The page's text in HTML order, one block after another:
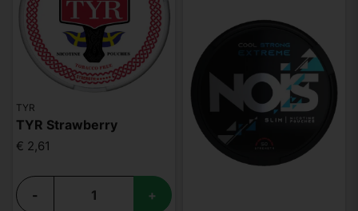
TYR
TYR Strawberry
€ 2,61
- +